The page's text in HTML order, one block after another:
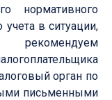
нормативного
учета в ситуации,
орган по
письменными